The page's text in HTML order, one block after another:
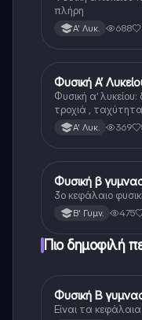
πλήρη
Α' Λυκ. 688
Φυσική
Φυσική Α’
Φυσική α’
τροχιά ,
εξισώσεις στην
παραστάσεις
Α' Λυκ. 369
Φυσική
Φυσική β
3ο κεφάλαιο
Β' Γυμν. 475
Πιο δημοφιλή
Φυσική
Φυσική Β
Είναι τα